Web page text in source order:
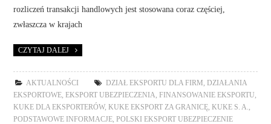
rozliczeń transakcji handlowych jest stosowana coraz częściej,
zwłaszcza w krajach
CZYTAJ DALEJ
AKTUALNOŚCI DZIAŁ EKSPORTU DLA FIRM
DZIAŁANIA
EKSPORTOWE
EKSPORT UBEZPIECZENIA FINANSOWANIE EKSPORTU
KUKE DLA EKSPORTERÓW, KUKE EKSPORT ZA GRANICĘ KUKE S. A.
PODSTAWOWE INFORMACJE
POLSKI EKSPORT UBEZPIECZENIE